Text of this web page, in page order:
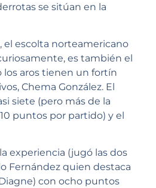
se sitúan en la
el escolta norteamericano
es también el
los aros tienen un fortín
Chema González. El
siete (pero más de la
puntos por partido) y el
experiencia (jugó las dos
Fernández quien destaca
con ocho puntos